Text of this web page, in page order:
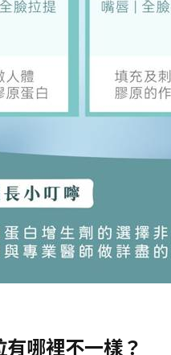
哪裡不一樣？